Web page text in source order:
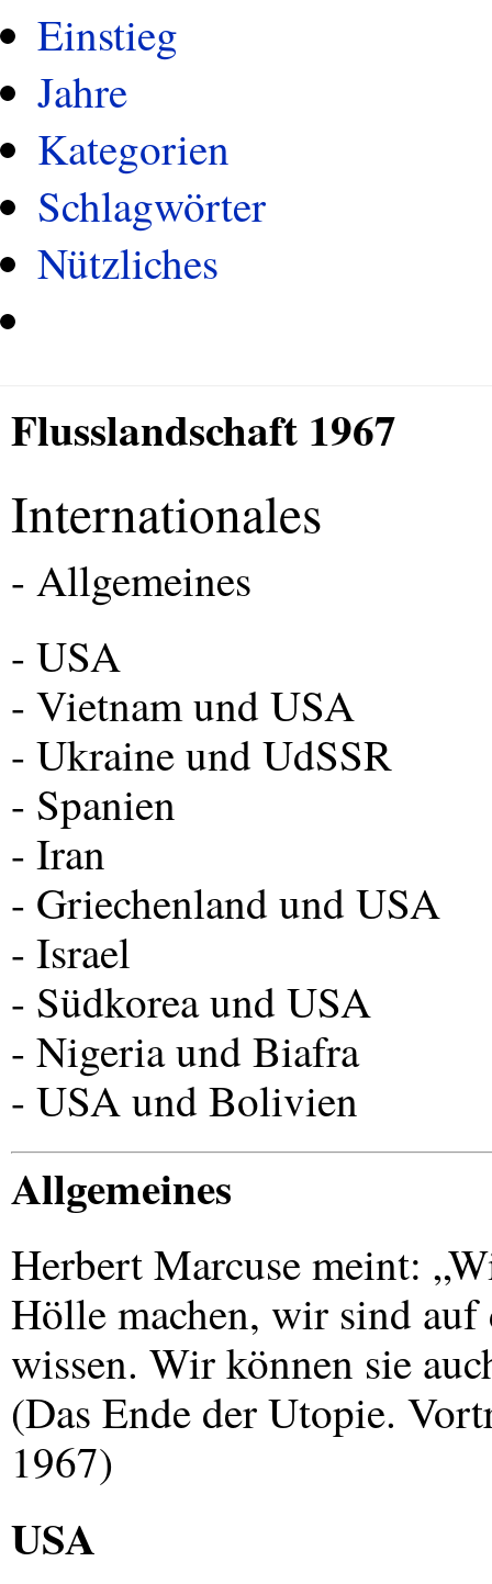
Einstieg
Jahre
Kategorien
Schlagwörter
Nützliches
Flusslandschaft 1967
Internationales
- Allgemeines
- USA
- Vietnam undUSA
- Ukraine und UdSSR
- Spanien
- Iran
- Griechenland undUSA
- Israel
- Südkorea undUSA
- Nigeria und Biafra
- USAund Bolivien
Allgemeines
Herbert Marcuse meint:
Hölle machen, wir sind auf
wissen. Wir können sie
(Das Ende der Utopie.
1967)
USA